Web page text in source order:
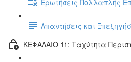
Ερωτήσεις Πολλαπλής
Απαντήσεις και
ΚΕΦΑΛΑΙΟ 11: Ταχύτητα